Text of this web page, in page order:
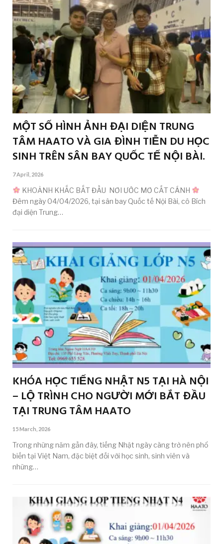
MỘT SỐ HÌNH ẢNH ĐẠI DIỆN TRUNG
TÂM HAATO VÀ GIA ĐÌNH TIỄN DU HỌC
SINH TRÊN SÂN BAY QUỐC TẾ NỘI BÀI.
7 April, 2026
KHOẢNH KHẮC BẮT ĐẦU NƠI ƯỚC MƠ CẤT CÁNH
Đêm ngày 04/04/2026, tại sân bay Quốc tế Nội Bài, cô Bích
đại diện Trung…
KHÓA HỌC TIẾNG NHẬT N5 TẠI HÀ NỘI
– LỘ TRÌNH CHO NGƯỜI MỚI BẮT ĐẦU
TẠI TRUNG TÂM HAATO
15 March, 2026
Trong những năm gần đây, tiếng Nhật ngày càng trở nên phổ
biến tại Việt Nam, đặc biệt đối với học sinh, sinh viên và
những…